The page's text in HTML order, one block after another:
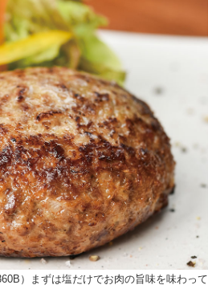
）まずは塩だけでお肉の旨味を味わって